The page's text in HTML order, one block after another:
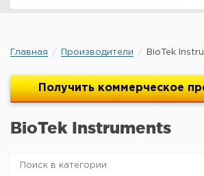
Главная Производители BioTek
Получить коммерческое
BioTek Instruments